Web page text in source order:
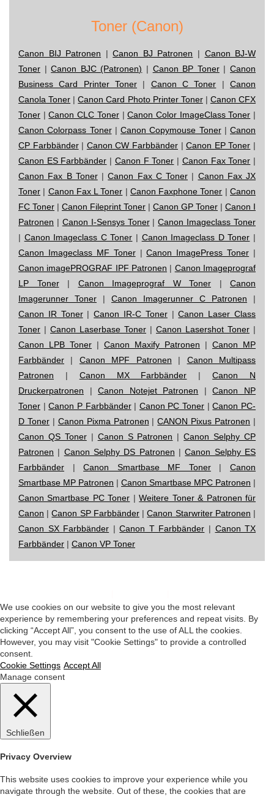
Toner (Canon)
Canon BIJ Patronen |Canon BJ Patronen | Canon BJ-W
Toner |Canon BJC (Patronen) | Canon BP Toner|Canon
Business Card Printer Toner | Canon C Toner |Canon
Canola Toner |Canon Card Photo Printer Toner| Canon CFX
Toner |Canon CLC Toner|Canon Color ImageClass Toner |
Canon Colorpass Toner| Canon Copymouse Toner| Canon
CP Farbbänder| Canon CW Farbbänder |Canon EP Toner |
Canon ES Farbbänder | Canon F Toner | Canon Fax Toner |
Canon Fax B Toner|Canon Fax C Toner | Canon Fax JX
Toner | Canon Fax L Toner | Canon Faxphone Toner |Canon
FC Toner | Canon Fileprint Toner | Canon GP Toner | Canon I
Patronen | Canon I-Sensys Toner|Canon Imageclass Toner
| Canon Imageclass C Toner | Canon Imageclass D Toner |
Canon Imageclass MF Toner|Canon ImagePress Toner |
Canon imagePROGRAF IPF Patronen | Canon Imageprograf
LP Toner| Canon Imageprograf W Toner | Canon
Imagerunner Toner | Canon Imagerunner C Patronen |
Canon IR Toner|Canon IR-C Toner|Canon Laser Class
Toner | Canon Laserbase Toner | Canon Lasershot Toner |
Canon LPB Toner | Canon Maxify Patronen | Canon MP
Farbbänder | Canon MPF Patronen | Canon Multipass
Patronen | Canon MX Farbbänder |Canon N
Druckerpatronen |Canon Notejet Patronen |Canon NP
Toner |Canon P Farbbänder| Canon PC Toner |Canon PC-
D Toner| Canon Pixma Patronen |CANON Pixus Patronen |
Canon QS Toner| Canon S Patronen |Canon Selphy CP
Patronen | Canon Selphy DS Patronen |Canon Selphy ES
Farbbänder |Canon Smartbase MF Toner|Canon
Smartbase MP Patronen | Canon Smartbase MPC Patronen |
Canon Smartbase PC Toner |Weitere Toner & Patronen für
Canon |Canon SP Farbbänder|Canon Starwriter Patronen |
Canon SX Farbbänder |Canon T Farbbänder | Canon TX
Farbbänder | Canon VP Toner
We use cookies on our website to give you the most relevant
experience by remembering your preferences and repeat visits. By
clicking “Accept All”, you consent to the use of ALL the cookies.
However, you may visit "Cookie Settings" to provide a controlled
consent.
Cookie Settings Accept All
Manage consent
Schließen
Privacy Overview
This website uses cookies to improve your experience while you
navigate through the website. Out of these, the cookies that are